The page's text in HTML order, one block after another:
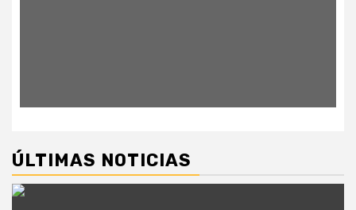
ÚLTIMAS NOTICIAS